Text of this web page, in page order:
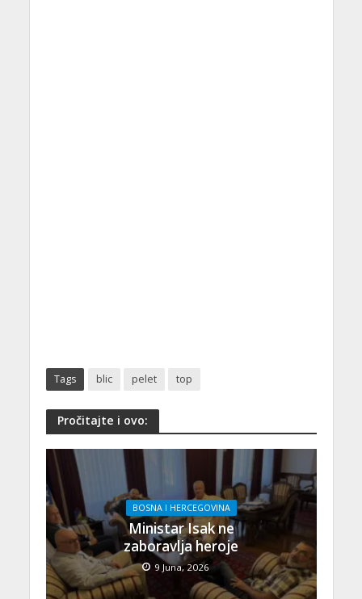
Tags blic pelet top
Pročitajte i ovo:
BOSNA I HERCEGOVINA
Ministar Isak ne
zaboravlja heroje
9 Juna, 2026